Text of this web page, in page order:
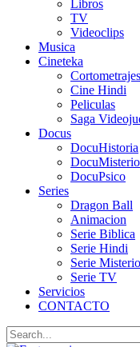
Libros
TV
Videoclips
Musica
Cineteka
Cortometrajes
Cine Hindi
Peliculas
Saga
Docus
DocuHistoria
DocuMisterio
DocuPsico
Series
Dragon Ball
Animacion
Serie Biblica
Serie Hindi
Serie Misterio
Serie TV
Servicios
CONTACTO